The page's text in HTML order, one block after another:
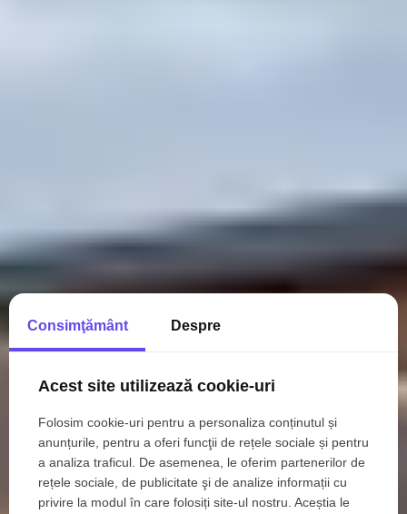
Consimţământ Despre
Acest site utilizează cookie-uri
Folosim cookie-uri pentru a personaliza conținutul și
anunțurile, pentru a oferi funcţii de rețele sociale și pentru
a analiza traficul. De asemenea, le oferim partenerilor de
rețele sociale, de publicitate şi de analize informații cu
privire la modul în care folosiți site-ul nostru. Aceștia le